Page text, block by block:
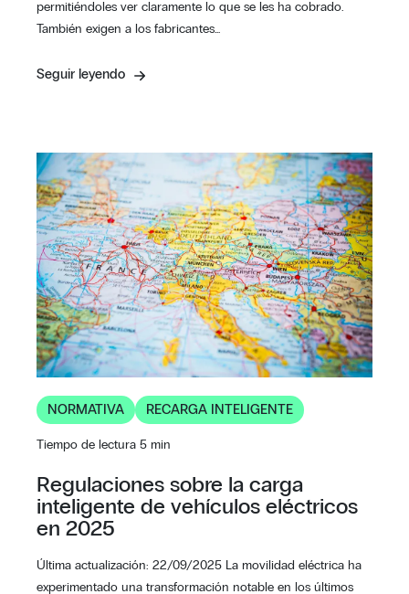
permitiéndoles ver claramente lo que se les ha cobrado.
También exigen a los fabricantes…
Seguir leyendo
NORMATIVA RECARGA INTELIGENTE
Tiempo de lectura 5 min
Regulaciones sobre la carga
inteligente de vehículos eléctricos
en 2025
Última actualización: 22/09/2025 La movilidad eléctrica ha
experimentado una transformación notable en los últimos